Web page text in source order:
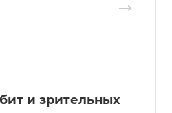
и зрительных